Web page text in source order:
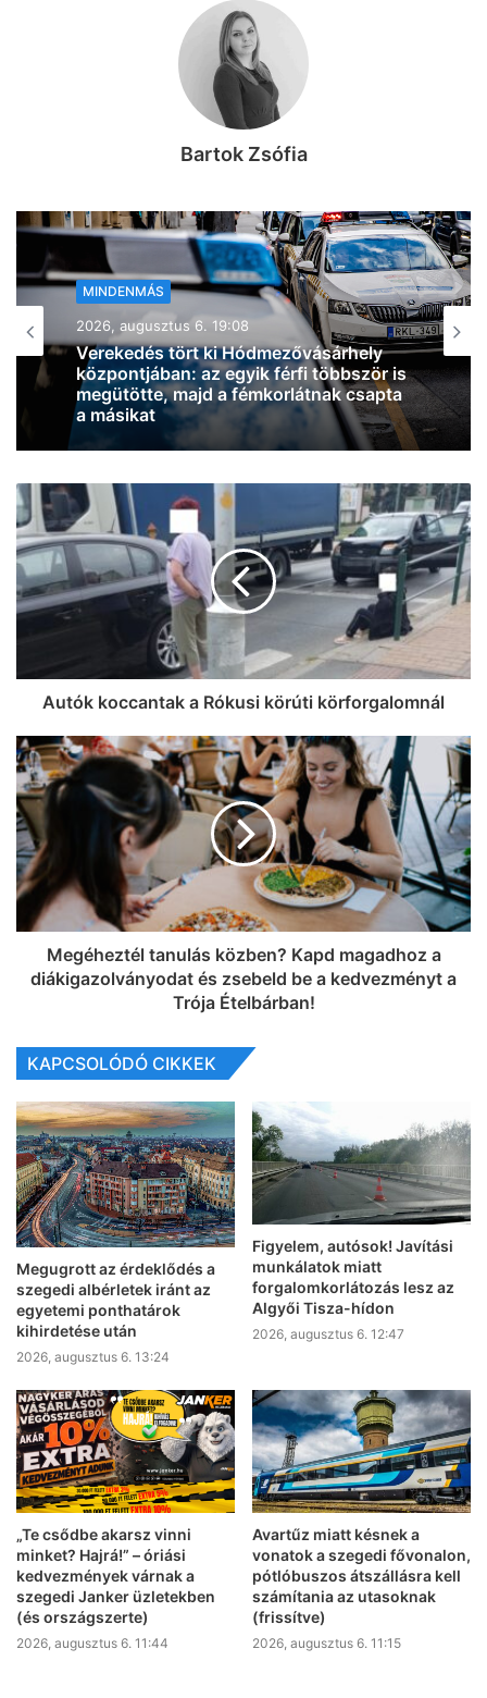
Bartok Zsófia
MINDENMÁS
2026, augusztus 6. 18:54
Zivatarok pattantak ki Csongrád-
Csanád vármegyében, miközben
jócskán megdőlt a melegrekord az
országban
Autók koccantak a Rókusi körúti körforgalomnál
Megéheztél tanulás közben? Kapd magadhoz a
diákigazolványodat és zsebeld be a kedvezményt a
Trója Ételbárban!
KAPCSOLÓDÓ CIKKEK
Megugrott az érdeklődés a
szegedi albérletek iránt az
egyetemi ponthatárok
kihirdetése után
2026, augusztus 6. 13:24
Figyelem, autósok! Javítási
munkálatok miatt
forgalomkorlátozás lesz az
Algyői Tisza-hídon
2026, augusztus 6. 12:47
„Te csődbe akarsz vinni
minket? Hajrá!” – óriási
kedvezmények várnak a
szegedi Janker üzletekben
(és országszerte)
2026, augusztus 6. 11:44
Avartűz miatt késnek a
vonatok a szegedi fővonalon,
pótlóbuszos átszállásra kell
számítania az utasoknak
(frissítve)
2026, augusztus 6. 11:15